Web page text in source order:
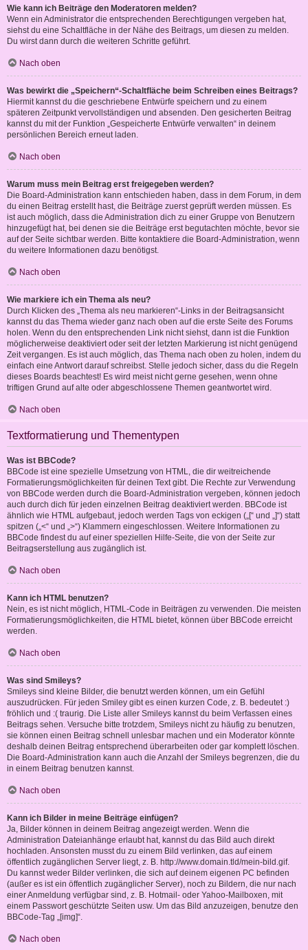
Wie kann ich Beiträge den Moderatoren melden?
Wenn ein Administrator die entsprechenden Berechtigungen vergeben hat,
siehst du eine Schaltfläche in der Nähe des Beitrags, um diesen zu melden.
Du wirst dann durch die weiteren Schritte geführt.
Nach oben
Was bewirkt die „Speichern“-Schaltfläche beim Schreiben eines Beitrags?
Hiermit kannst du die geschriebene Entwürfe speichern und zu einem
späteren Zeitpunkt vervollständigen und absenden. Den gesicherten Beitrag
kannst du mit der Funktion „Gespeicherte Entwürfe verwalten“ in deinem
persönlichen Bereich erneut laden.
Nach oben
Warum muss mein Beitrag erst freigegeben werden?
Die Board-Administration kann entschieden haben, dass in dem Forum, in dem
du einen Beitrag erstellt hast, die Beiträge zuerst geprüft werden müssen. Es
ist auch möglich, dass die Administration dich zu einer Gruppe von Benutzern
hinzugefügt hat, bei denen sie die Beiträge erst begutachten möchte, bevor sie
auf der Seite sichtbar werden. Bitte kontaktiere die Board-Administration, wenn
du weitere Informationen dazu benötigst.
Nach oben
Wie markiere ich ein Thema als neu?
Durch Klicken des „Thema als neu markieren“-Links in der Beitragsansicht
kannst du das Thema wieder ganz nach oben auf die erste Seite des Forums
holen. Wenn du den entsprechenden Link nicht siehst, dann ist die Funktion
möglicherweise deaktiviert oder seit der letzten Markierung ist nicht genügend
Zeit vergangen. Es ist auch möglich, das Thema nach oben zu holen, indem du
einfach eine Antwort darauf schreibst. Stelle jedoch sicher, dass du die Regeln
dieses Boards beachtest! Es wird meist nicht gerne gesehen, wenn ohne
triftigen Grund auf alte oder abgeschlossene Themen geantwortet wird.
Nach oben
Textformatierung und Thementypen
Was ist BBCode?
BBCode ist eine spezielle Umsetzung von HTML, die dir weitreichende
Formatierungsmöglichkeiten für deinen Text gibt. Die Rechte zur Verwendung
von BBCode werden durch die Board-Administration vergeben, können jedoch
auch durch dich für jeden einzelnen Beitrag deaktiviert werden. BBCode ist
ähnlich wie HTML aufgebaut, jedoch werden Tags von eckigen („[“ und „]“) statt
spitzen („<“ und „>“) Klammern eingeschlossen. Weitere Informationen zu
BBCode findest du auf einer speziellen Hilfe-Seite, die von der Seite zur
Beitragserstellung aus zugänglich ist.
Nach oben
Kann ich HTML benutzen?
Nein, es ist nicht möglich, HTML-Code in Beiträgen zu verwenden. Die meisten
Formatierungsmöglichkeiten, die HTML bietet, können über BBCode erreicht
werden.
Nach oben
Was sind Smileys?
Smileys sind kleine Bilder, die benutzt werden können, um ein Gefühl
auszudrücken. Für jeden Smiley gibt es einen kurzen Code, z. B. bedeutet :)
fröhlich und :( traurig. Die Liste aller Smileys kannst du beim Verfassen eines
Beitrags sehen. Versuche bitte trotzdem, Smileys nicht zu häufig zu benutzen,
sie können einen Beitrag schnell unlesbar machen und ein Moderator könnte
deshalb deinen Beitrag entsprechend überarbeiten oder gar komplett löschen.
Die Board-Administration kann auch die Anzahl der Smileys begrenzen, die du
in einem Beitrag benutzen kannst.
Nach oben
Kann ich Bilder in meine Beiträge einfügen?
Ja, Bilder können in deinem Beitrag angezeigt werden. Wenn die
Administration Dateianhänge erlaubt hat, kannst du das Bild auch direkt
hochladen. Ansonsten musst du zu einem Bild verlinken, das auf einem
öffentlich zugänglichen Server liegt, z. B. http://www.domain.tld/mein-bild.gif.
Du kannst weder Bilder verlinken, die sich auf deinem eigenen PC befinden
(außer es ist ein öffentlich zugänglicher Server), noch zu Bildern, die nur nach
einer Anmeldung verfügbar sind, z. B. Hotmail- oder Yahoo-Mailboxen, mit
einem Passwort geschützte Seiten usw. Um das Bild anzuzeigen, benutze den
BBCode-Tag „[img]“.
Nach oben